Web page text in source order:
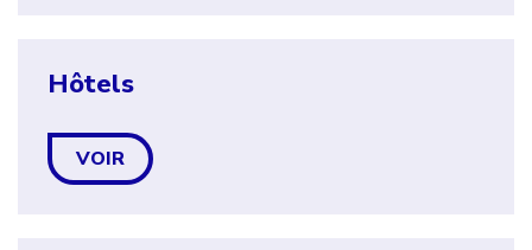
Hôtels
VOIR